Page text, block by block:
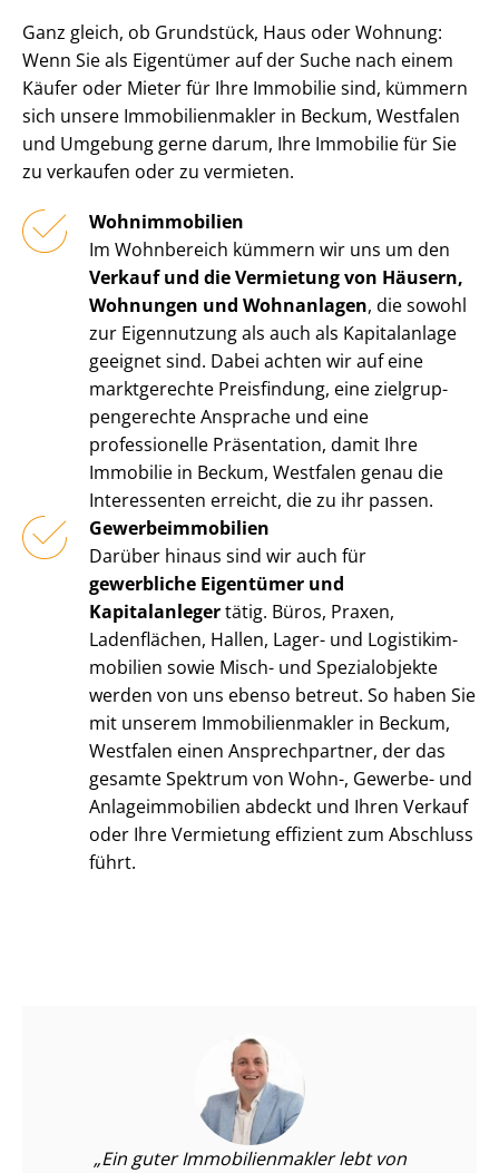
Ganz gleich, ob Grundstück, Haus oder Wohnung:
Wenn Sie als Eigentümer auf der Suche nach einem
Käufer oder Mieter für Ihre Immobilie sind, kümmern
sich unsere Im­mo­bi­li­en­mak­ler in Beckum, Westfalen
und Umgebung gerne darum, Ihre Immobilie für Sie
zu verkaufen oder zu vermieten.
Wohnimmobilien
Im Wohnbereich kümmern wir uns um den
Verkauf und die Vermietung von Häusern,
Wohnungen und Wohnanlagen, die sowohl
zur Eigennutzung als auch als Kapitalanlage
geeignet sind. Dabei achten wir auf eine
marktgerechte Preisfindung, eine ziel­grup­
pen­ge­rech­te Ansprache und eine
professionelle Präsentation, damit Ihre
Immobilie in Beckum, Westfalen genau die
Interessenten erreicht, die zu ihr passen.
Ge­wer­be­im­mo­bi­li­en
Darüber hinaus sind wir auch für
gewerbliche Eigentümer und
Kapitalanlegertätig. Büros, Praxen,
Ladenflächen, Hallen, Lager- und Lo­gis­tik­im­
mo­bi­li­en sowie Misch- und Spezialobjekte
werden von uns ebenso betreut. So haben Sie
mit unserem Im­mo­bi­li­en­mak­ler in Beckum,
Westfalen einen Ansprechpartner, der das
gesamte Spektrum von Wohn-, Gewerbe- und
An­la­ge­im­mo­bi­li­en abdeckt und Ihren Verkauf
oder Ihre Vermietung effizient zum Abschluss
führt.
Ein guter Im­mo­bi­li­en­mak­ler lebt von